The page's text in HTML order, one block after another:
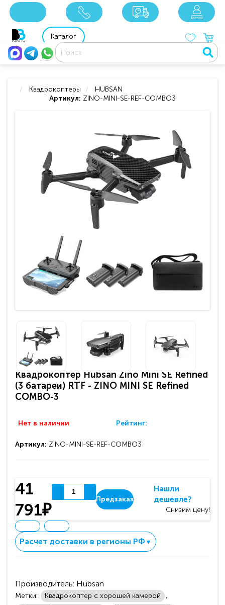
8 800 201 92 06
Каталог
Квадрокоптеры
HUBSAN
Артикул: ZINO-MINI-SE-REF-COMBO3
Квадрокоптер Hubsan Zino Mini SE Refined
(3 батареи) RTF - ZINO MINI SE Refined
COMBO-3
Нет в наличии Рейтинг:
Артикул: ZINO-MINI-SE-REF-COMBO3
41
791₽
Предзаказ
Нашли
дешевле?
Снизим цену!
Расчет доставки в регионы РФ ▼
Производитель: Hubsan
Метки: Квадрокоптер с хорошей камерой
,
xxx